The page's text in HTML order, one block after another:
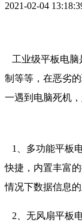
2021-02-04
工业级平板电脑
制等等，在恶劣
一遇到电脑死机
1、多功能平板
快捷，内置丰富
情况下数据信息
2、无风扇平板